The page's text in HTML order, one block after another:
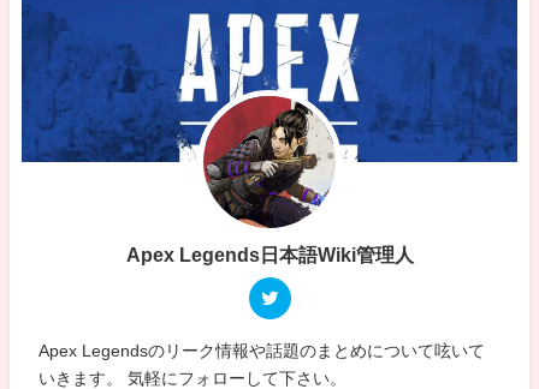
Apex Legends日本語Wiki管理人
Apex Legendsのリーク情報や話題のまとめについて呟いて
いきます。 気軽にフォローして下さい。